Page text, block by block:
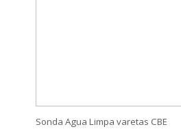
Sonda Agua Limpa varetas CBE